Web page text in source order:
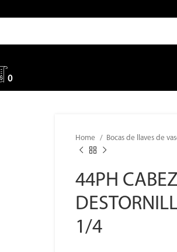
0
Home Bocas de llaves de
44PH
1/4